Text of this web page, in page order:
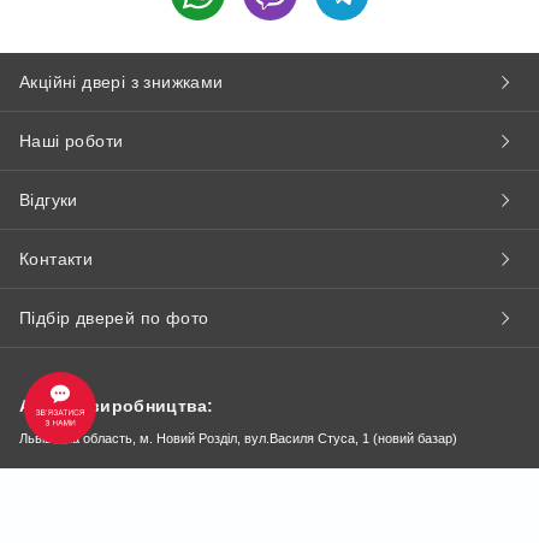
Акційні двері з знижками
Наші роботи
Відгуки
Контакти
Підбір дверей по фото
Адреса виробництва:
Львівська область, м. Новий Розділ, вул.Василя Стуса, 1 (новий базар)